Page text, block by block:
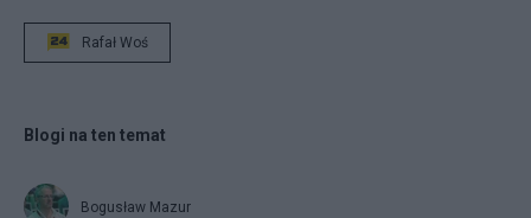
Rafał Woś
Blogi na ten temat
Bogusław Mazur